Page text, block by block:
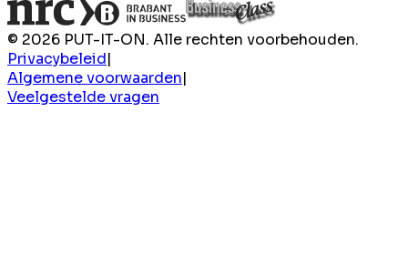
© 2026 PUT-IT-ON. Alle rechten voorbehouden.
Privacybeleid|
Algemene voorwaarden|
Veelgestelde vragen